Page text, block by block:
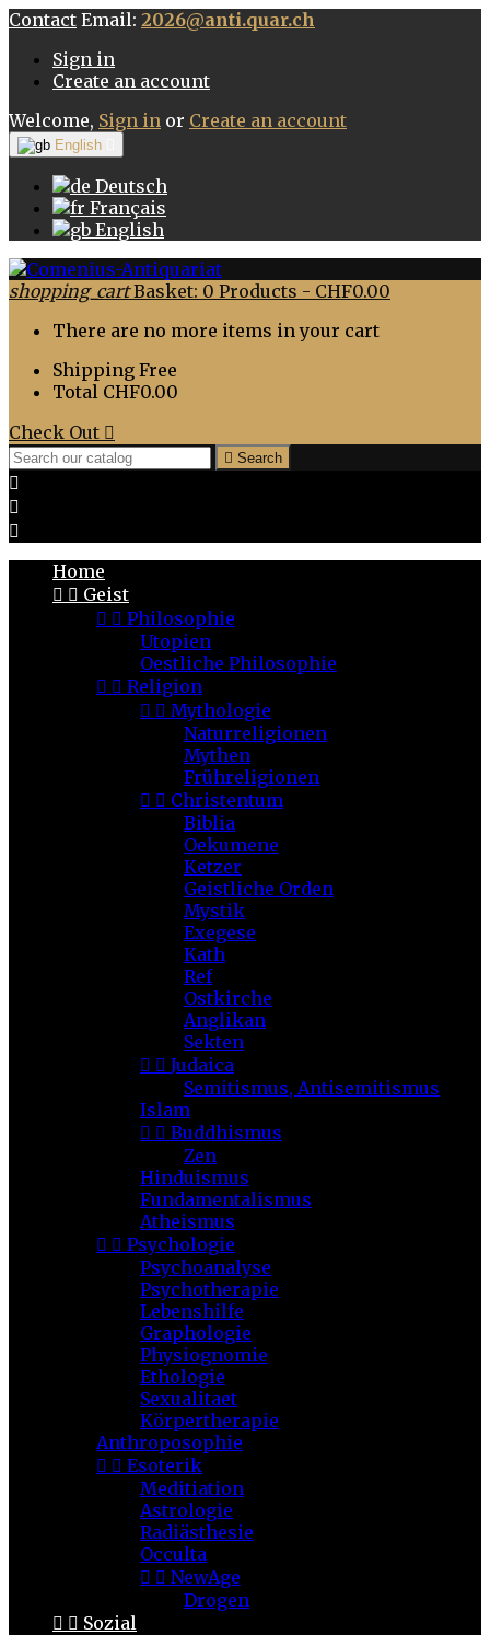
Contact Email: 2026@anti.quar.ch
Sign in
Create an account
Welcome, Sign in or Create an account
English
Deutsch
Français
English
shopping_cart Basket: 0 Products - CHF0.00
There are no more items in your cart
Shipping Free
Total CHF0.00
Check Out 
 Search



Home
  Geist
  Philosophie
Utopien
Oestliche Philosophie
  Religion
  Mythologie
Naturreligionen
Mythen
Frühreligionen
  Christentum
Biblia
Oekumene
Ketzer
Geistliche Orden
Mystik
Exegese
Kath
Ref
Ostkirche
Anglikan
Sekten
  Judaica
Semitismus, Antisemitismus
Islam
  Buddhismus
Zen
Hinduismus
Fundamentalismus
Atheismus
  Psychologie
Psychoanalyse
Psychotherapie
Lebenshilfe
Graphologie
Physiognomie
Ethologie
Sexualitaet
Körpertherapie
Anthroposophie
  Esoterik
Meditiation
Astrologie
Radiästhesie
Occulta
  NewAge
Drogen
  Sozial